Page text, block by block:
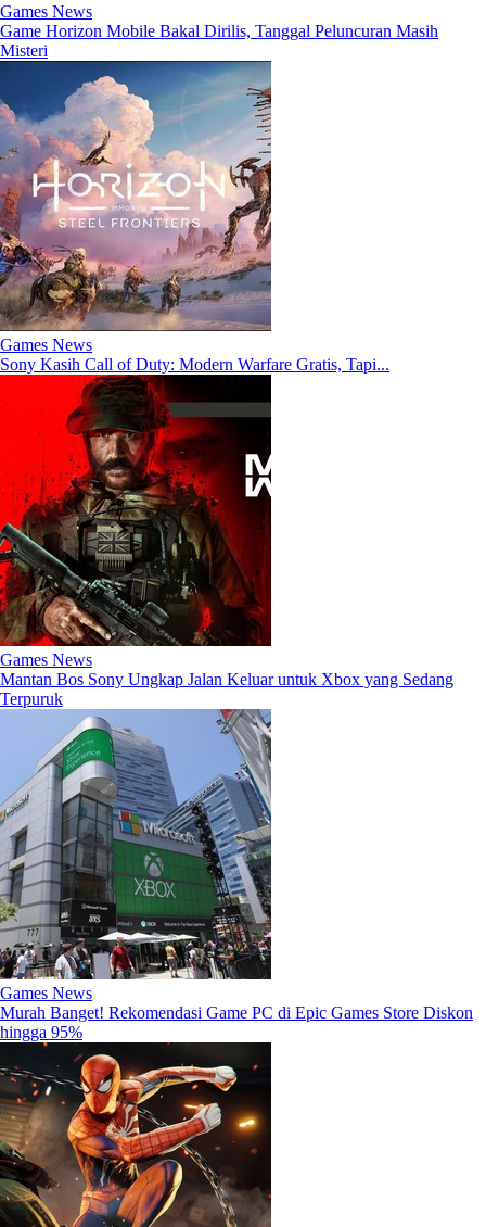
Games News
Game Horizon Mobile Bakal Dirilis, Tanggal Peluncuran Masih
Misteri
Games News
Sony Kasih Call of Duty: Modern Warfare Gratis, Tapi...
Games News
Mantan Bos Sony Ungkap Jalan Keluar untuk Xbox yang Sedang
Terpuruk
Games News
Murah Banget! Rekomendasi Game PC di Epic Games Store Diskon
hingga 95%